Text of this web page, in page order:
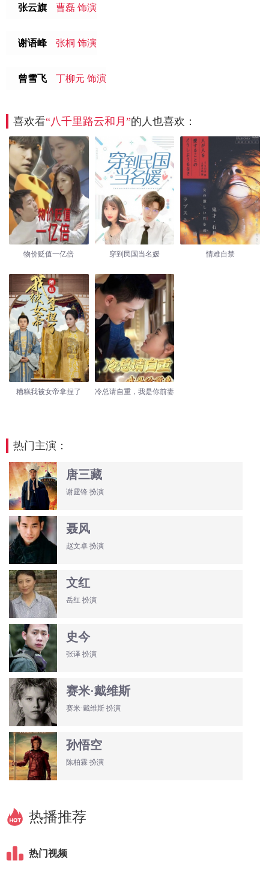
张云旗 曹磊 饰演
谢语峰 张桐 饰演
曾雪飞 丁柳元 饰演
喜欢看“八千里路云和月”的人也喜欢：
物价贬值一亿倍 穿到民国当名媛 情难自禁
糟糕我被女帝拿捏了 冷总请自重，我是你前妻
热门主演：
唐三藏
谢霆锋 扮演
聂风
赵文卓 扮演
文红
岳红 扮演
史今
张译 扮演
赛米·戴维斯
赛米·戴维斯 扮演
孙悟空
陈柏霖 扮演
热播推荐
热门视频